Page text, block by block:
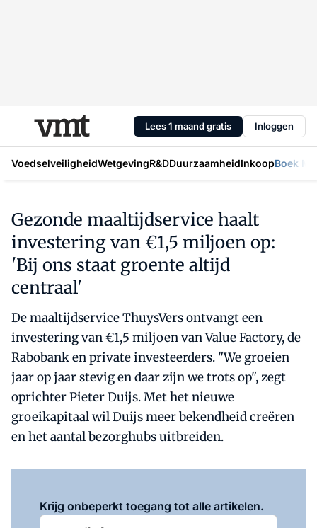
Lees 1 maand gratis Inloggen
VoedselveiligheidWetgevingR&DDuurzaamheidInkoopBoek
Gezonde maaltijdservice haalt
investering van €1,5 miljoen op:
'Bij ons staat groente altijd
centraal'
De maaltijdservice ThuysVers ontvangt een
investering van €1,5 miljoen van Value Factory, de
Rabobank en private investeerders. "We groeien
jaar op jaar stevig en daar zijn we trots op", zegt
oprichter Pieter Duijs. Met het nieuwe
groeikapitaal wil Duijs meer bekendheid creëren
en het aantal bezorghubs uitbreiden.
Krijg onbeperkt toegang tot alle artikelen.